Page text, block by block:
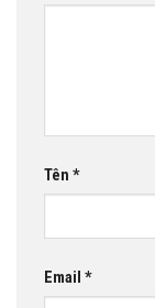
Tên *
Email *